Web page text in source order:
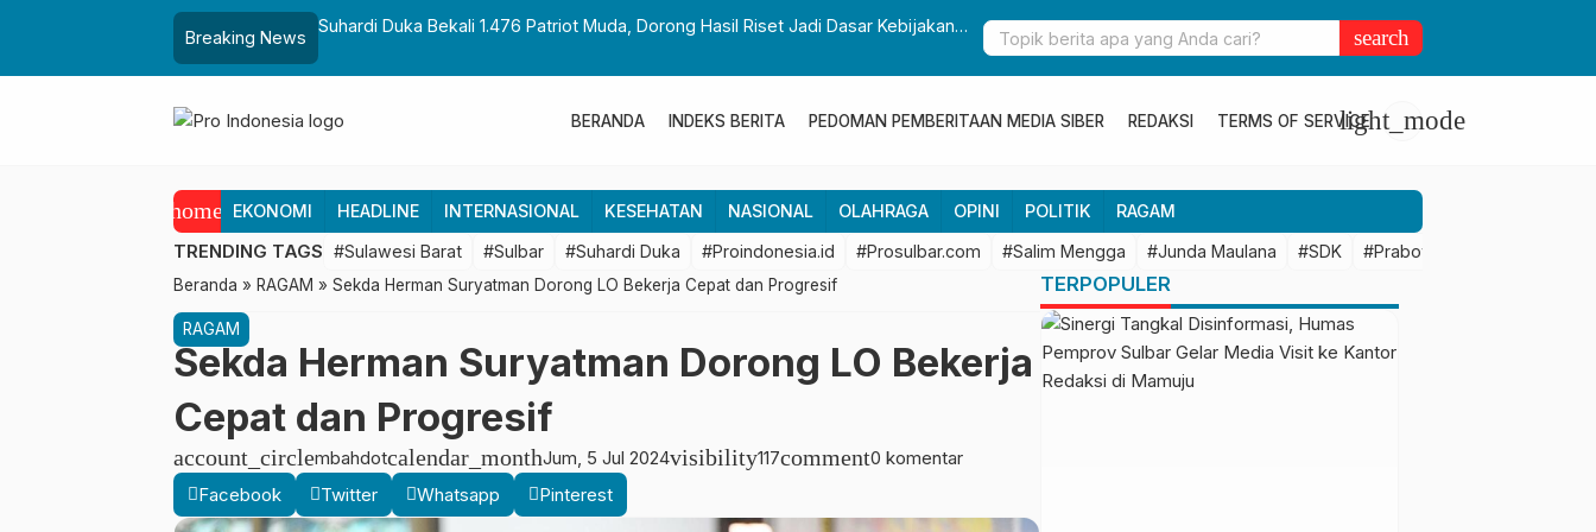
Breaking News
Suhardi Duka Bekali 1.476 Patriot Muda, Dorong Hasil Riset Jadi Dasar Kebijakan
Gubernur Sulbar Perkuat Kolaborasi Riset dengan BRIN untuk Mendukung
Pembangunan Daerah
search
BERANDA INDEKS BERITA PEDOMAN PEMBERITAAN MEDIA SIBER REDAKSI TERMS OF SERVICElight_mode
home EKONOMI HEADLINE INTERNASIONAL KESEHATAN NASIONAL OLAHRAGA OPINI POLITIK RAGAM
TRENDING TAGS #Sulawesi Barat #Sulbar #Suhardi Duka #Proindonesia.id #Prosulbar.com #Salim Mengga #Junda Maulana #SDK #Prabowo Subianto
Beranda » RAGAM » Sekda Herman Suryatman Dorong LO Bekerja Cepat dan Progresif
RAGAM
Sekda Herman Suryatman Dorong LO Bekerja
Cepat dan Progresif
account_circlembahdotcalendar_monthJum, 5 Jul 2024visibility117comment0 komentar
Facebook
Twitter Whatsapp Pinterest
TERPOPULER